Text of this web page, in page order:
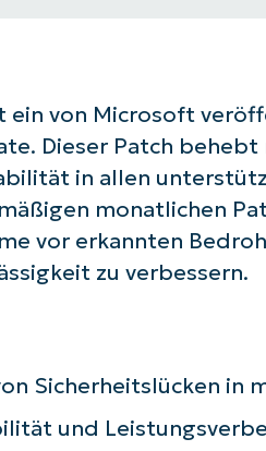
ein von Microsoft
Dieser Patch
in allen
monatlichen
vor erkannten
zu verbessern.
Sicherheitslücken in
und
Starten